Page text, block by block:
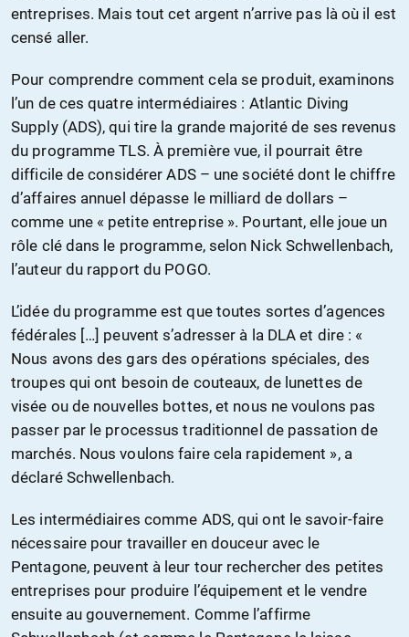
entreprises. Mais tout cet argent n’arrive pas là où il est
censé aller.
Pour comprendre comment cela se produit, examinons
l’un de ces quatre intermédiaires : Atlantic Diving
Supply (ADS), qui tire la grande majorité de ses revenus
du programme TLS. À première vue, il pourrait être
difficile de considérer ADS – une société dont le chiffre
d’affaires annuel dépasse le milliard de dollars –
comme une « petite entreprise ». Pourtant, elle joue un
rôle clé dans le programme, selon Nick Schwellenbach,
l’auteur du rapport du POGO.
L’idée du programme est que toutes sortes d’agences
fédérales […] peuvent s’adresser à la DLA et dire : «
Nous avons des gars des opérations spéciales, des
troupes qui ont besoin de couteaux, de lunettes de
visée ou de nouvelles bottes, et nous ne voulons pas
passer par le processus traditionnel de passation de
marchés. Nous voulons faire cela rapidement », a
déclaré Schwellenbach.
Les intermédiaires comme ADS, qui ont le savoir-faire
nécessaire pour travailler en douceur avec le
Pentagone, peuvent à leur tour rechercher des petites
entreprises pour produire l’équipement et le vendre
ensuite au gouvernement. Comme l’affirme